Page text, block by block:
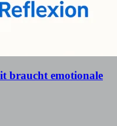
braucht emotionale